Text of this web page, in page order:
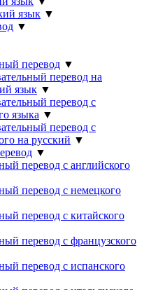
язык ▼
▼
перевод ▼
перевод на
язык ▼
перевод с
языка ▼
перевод с
на русский ▼
▼
перевод с английского
перевод с немецкого
перевод с китайского
перевод с французского
перевод с испанского